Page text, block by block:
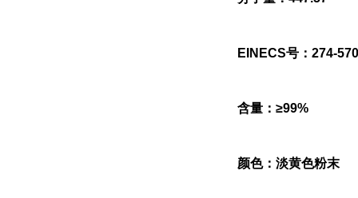
EINECS号：274-
含量：≥99%
颜色：淡黄色粉末